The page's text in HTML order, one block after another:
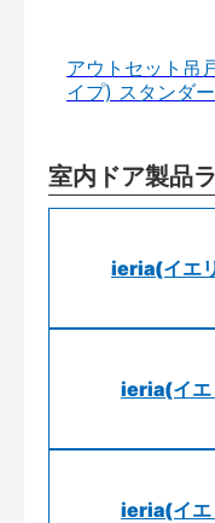
アウトセット吊
イプ) スタンダ
室内ドア製品
ieria(イエ
ieria(イエ
ieria(イエ